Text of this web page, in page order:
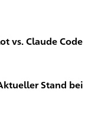
vs. Claude Code
Stand bei